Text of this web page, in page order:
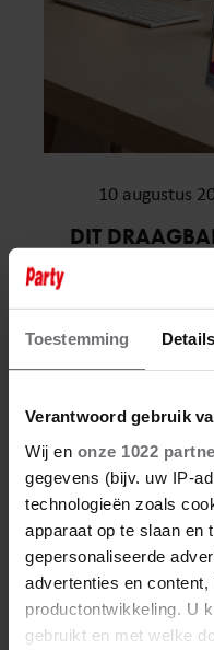
Toestemming Details
Verantwoord gebruik
Wij en onze 1022
gegevens (bijv. uw IP-
technologieën zoals
apparaat op te slaan en
gepersonaliseerde
advertenties en
productontwikkeling. U
gebruikt en met welke
10 augustus
DIT
ACTION IS
Evelien is online
Party en heeft
haar hand.
media, dan